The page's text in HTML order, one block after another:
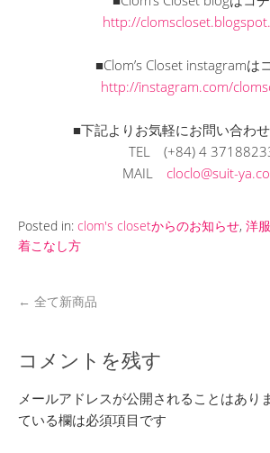
http://
■Clom’s Closet instagramは
http://instagram.com/
■下記よりお気軽にお問い合わ
TEL (+84) 4
MAIL cloclo@suit-
Posted in: clom's closetからのお知らせ, 洋
着こなし方
← 全て新商品
コメントを残す
メールアドレスが公開されることはあり
ている欄は必須項目です